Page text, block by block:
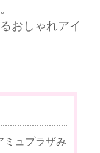
おしゃれアイ
ミュプラザみ